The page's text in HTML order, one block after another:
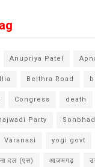
Anupriya Patel
Belthra Road
Congress death
Party
Varanasi yogi govt
दल (एस) आजमगढ़